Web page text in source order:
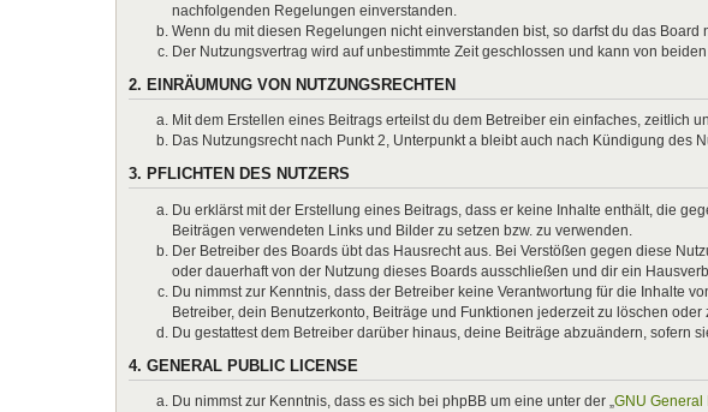
nachfolgenden Regelungen einverstanden.
Wenn du mit diesen Regelungen nicht einverstanden bist, so darfst du das
Der Nutzungsvertrag wird auf unbestimmte Zeit geschlossen und kann von
2. EINRÄUMUNG VON NUTZUNGSRECHTEN
Mit dem Erstellen eines Beitrags erteilst du dem Betreiber ein einfaches, zeitlich
Das Nutzungsrecht nach Punkt 2, Unterpunkt a bleibt auch nach Kündigung des
3. PFLICHTEN DES NUTZERS
Du erklärst mit der Erstellung eines Beitrags, dass er keine Inhalte enthält, die
Beiträgen verwendeten Links und Bilder zu setzen bzw. zu verwenden.
Der Betreiber des Boards übt das Hausrecht aus. Bei Verstößen gegen diese
oder dauerhaft von der Nutzung dieses Boards ausschließen und dir ein
Du nimmst zur Kenntnis, dass der Betreiber keine Verantwortung für die Inhalte
Betreiber, dein Benutzerkonto, Beiträge und Funktionen jederzeit zu löschen oder
Du gestattest dem Betreiber darüber hinaus, deine Beiträge abzuändern, sofern
4. GENERAL PUBLIC LICENSE
Du nimmst zur Kenntnis, dass es sich bei phpBB um eine unter der „GNU General